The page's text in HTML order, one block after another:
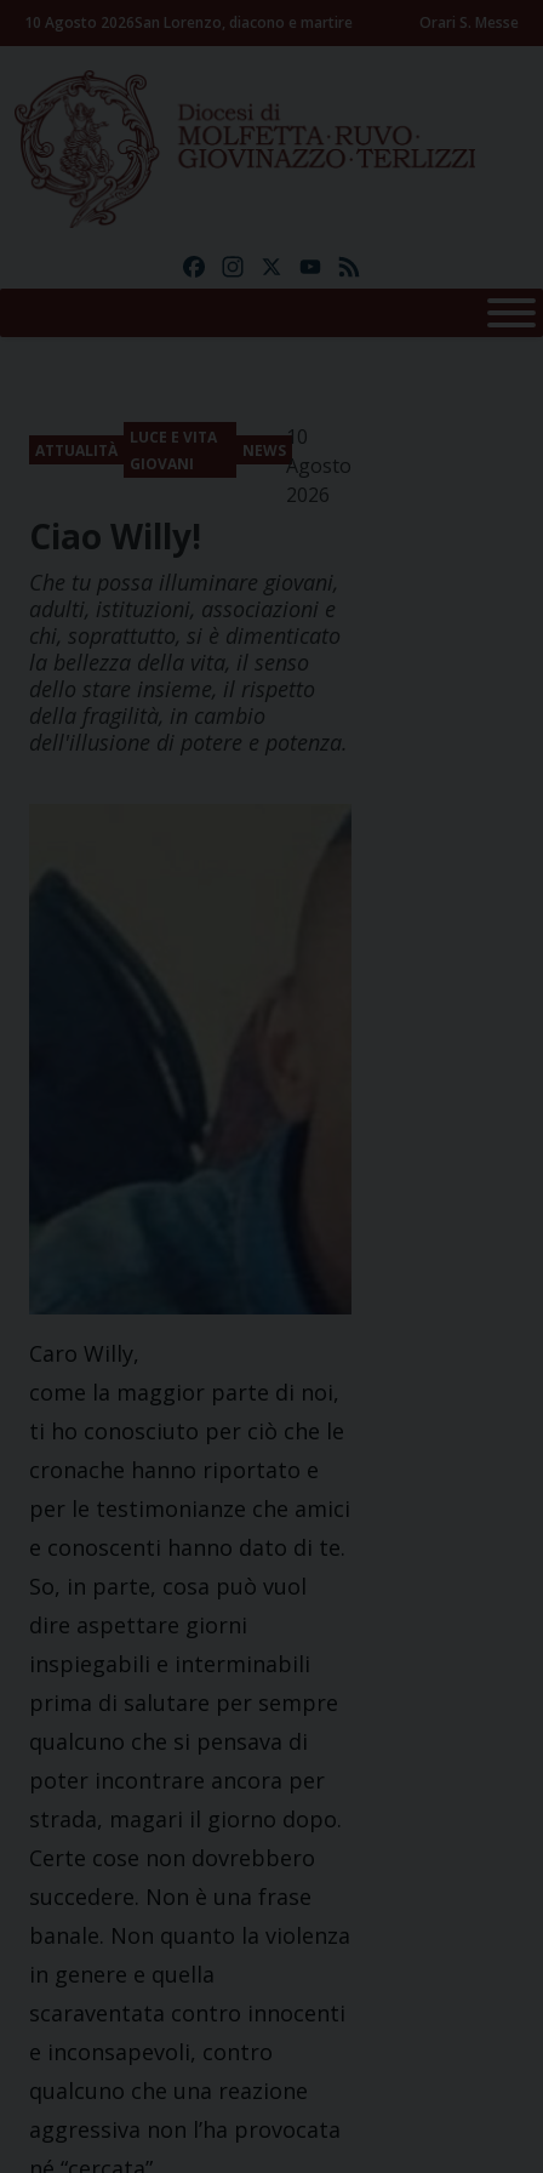
Skip10 Agosto 2026San Lorenzo, diacono e martire Orari S. Messe
FacebookInstagramYouTube
ATTUALITÀ
LUCE E VITA
GIOVANI
NEWS
10
Agosto
2026
Ciao Willy!
Che tu possa illuminare giovani,
adulti, istituzioni, associazioni e
chi, soprattutto, si è dimenticato
la bellezza della vita, il senso
dello stare insieme, il rispetto
della fragilità, in cambio
dell'illusione di potere e potenza.
Caro Willy,
come la maggior parte di noi,
ti ho conosciuto per ciò che le
cronache hanno riportato e
per le testimonianze che amici
e conoscenti hanno dato di te.
So, in parte, cosa può vuol
dire aspettare giorni
inspiegabili e interminabili
prima di salutare per sempre
qualcuno che si pensava di
poter incontrare ancora per
strada, magari il giorno dopo.
Certe cose non dovrebbero
succedere. Non è una frase
banale. Non quanto la violenza
in genere e quella
scaraventata contro innocenti
e inconsapevoli, contro
qualcuno che una reazione
aggressiva non l’ha provocata